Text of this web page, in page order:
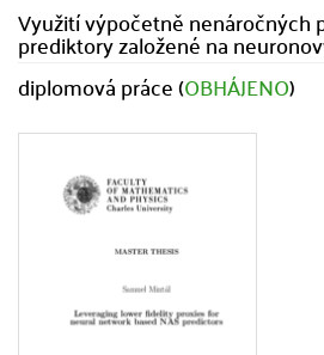
Využití výpočetně nenáročných
prediktory založené na
diplomová práce (OBHÁJENO)